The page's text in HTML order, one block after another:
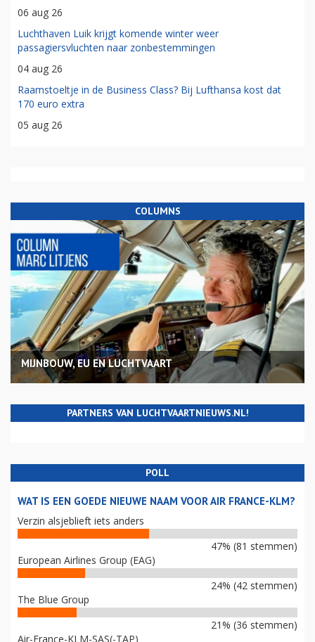
06 aug 26
Luchthaven Luik krijgt komende winter weer
passagiersvluchten naar zonbestemmingen
04 aug 26
Raamstoeltje in de Business Class? Bij Lufthansa kost dat
170 euro extra
05 aug 26
COLUMNS
MIJNBOUW, EU EN LUCHTVAART
PARTNERS VAN LUCHTVAARTNIEUWS.NL!
POLL
WAT IS EEN GOEDE NIEUWE NAAM VOOR AIR FRANCE-KLM?
Verzin alsjeblieft iets anders
47% (81 stemmen)
European Airlines Group (EAG)
24% (42 stemmen)
The Blue Group
21% (36 stemmen)
Air-France-KLM-SAS(-TAP)